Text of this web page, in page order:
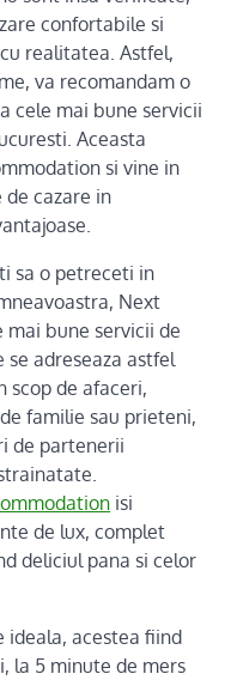
confortabile si
realitatea. Astfel,
va recomandam o
cele mai bune servicii
Aceasta
si vine in
cazare in
sa o petreceti in
Next
bune servicii de
adreseaza astfel
scop de afaceri,
familie sau prieteni,
de partenerii
isi
de lux, complet
deliciul pana si celor
ideala, acestea fiind
la 5 minute de mers